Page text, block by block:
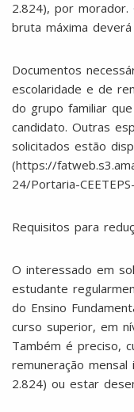
2.824), por morador.
bruta máxima
Documentos
escolaridade e de
do grupo familiar
candidato. Outras
solicitados estão
(https://
24/Portaria-
Requisitos para
O interessado em
estudante
do Ensino
curso superior, em
Também é preciso,
remuneração
2.824) ou estar